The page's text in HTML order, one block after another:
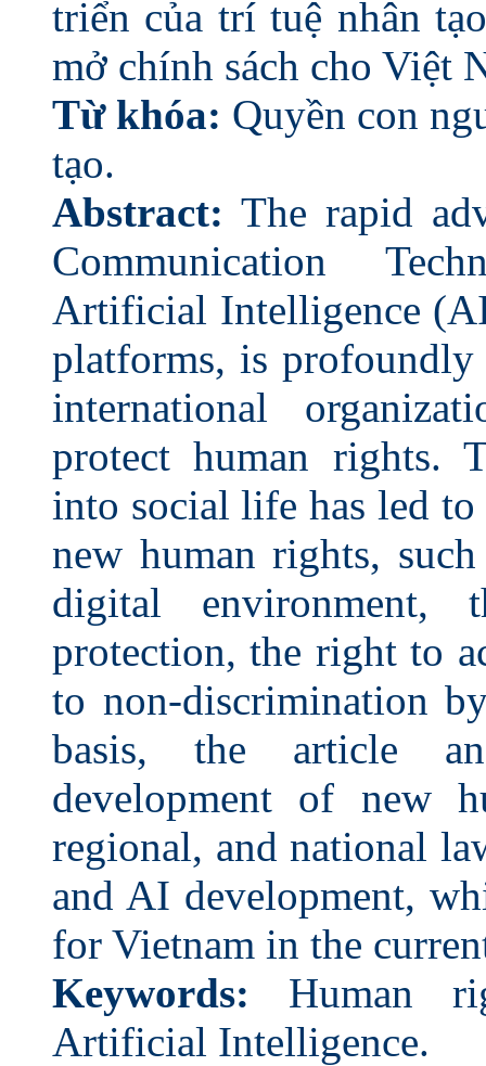
triển của trí tuệ nhân
mở chính sách cho Việt
Từ khóa: Quyền con
tạo.
Abstract: The rapid
Communication
Artificial Intelligence
platforms, is
international
protect human rights.
into social life has led to
new human rights,
digital
protection, the right to
to non-discrimination
basis, the article
development of new
regional, and national
and AI development,
for Vietnam in the
Keywords: Human
Artificial Intelligence.